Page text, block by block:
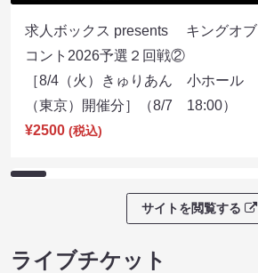
求人ボックス presents キングオブ
コント2026予選２回戦②
［8/4（火）きゅりあん 小ホール
（東京）開催分］（8/7 18:00）
¥2500 (税込)
サイトを閲覧する
ライブチケット